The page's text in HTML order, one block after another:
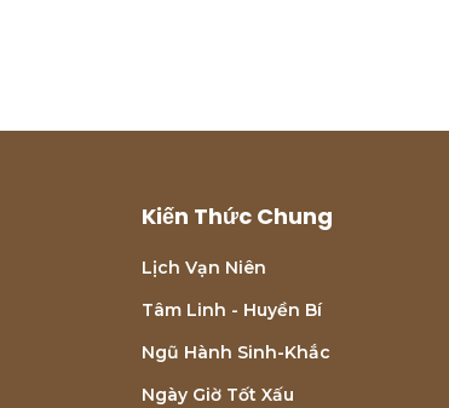
Kiến Thức Chung
Lịch Vạn Niên
Tâm Linh - Huyền Bí
Ngũ Hành Sinh-Khắc
Ngày Giờ Tốt Xấu